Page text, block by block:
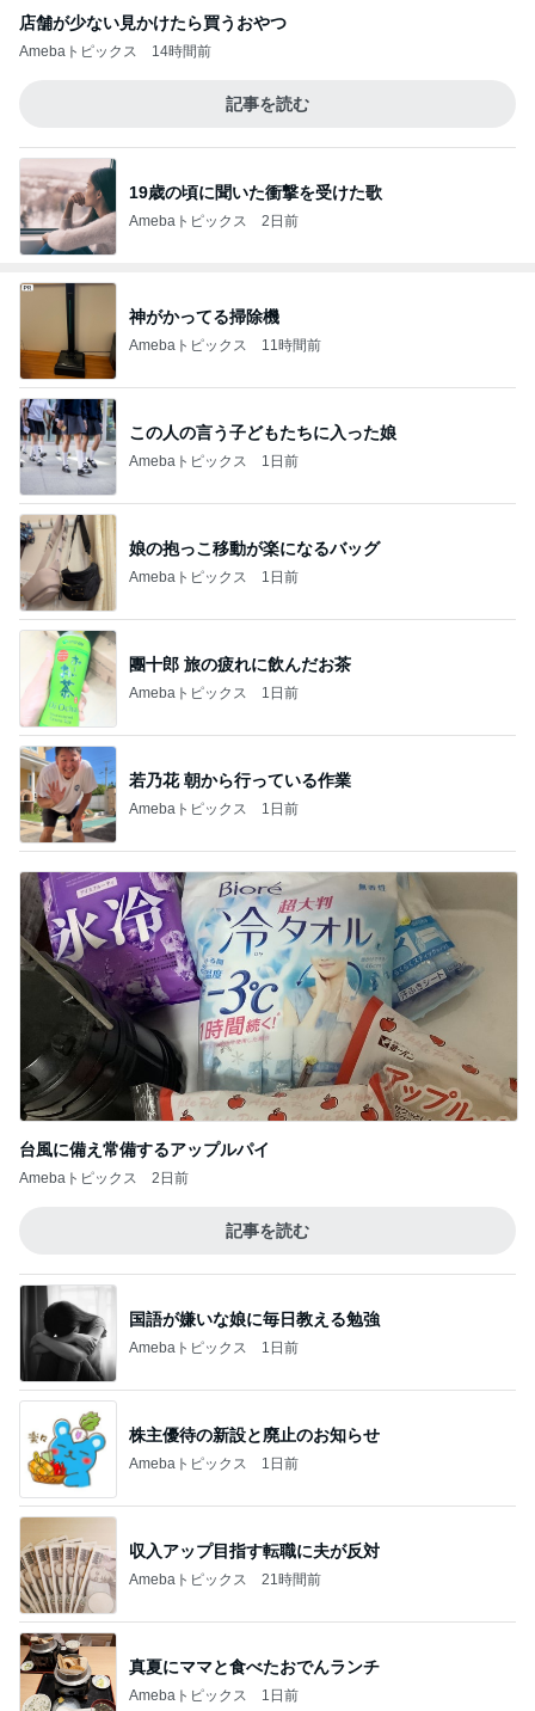
店舗が少ない見かけたら買うおやつ
Amebaトピックス 14時間前
記事を読む
19歳の頃に聞いた衝撃を受けた歌
Amebaトピックス 2日前
神がかってる掃除機
Amebaトピックス 11時間前
この人の言う子どもたちに入った娘
Amebaトピックス 1日前
娘の抱っこ移動が楽になるバッグ
Amebaトピックス 1日前
團十郎 旅の疲れに飲んだお茶
Amebaトピックス 1日前
若乃花 朝から行っている作業
Amebaトピックス 1日前
台風に備え常備するアップルパイ
Amebaトピックス 2日前
記事を読む
国語が嫌いな娘に毎日教える勉強
Amebaトピックス 1日前
株主優待の新設と廃止のお知らせ
Amebaトピックス 1日前
収入アップ目指す転職に夫が反対
Amebaトピックス 21時間前
真夏にママと食べたおでんランチ
Amebaトピックス 1日前